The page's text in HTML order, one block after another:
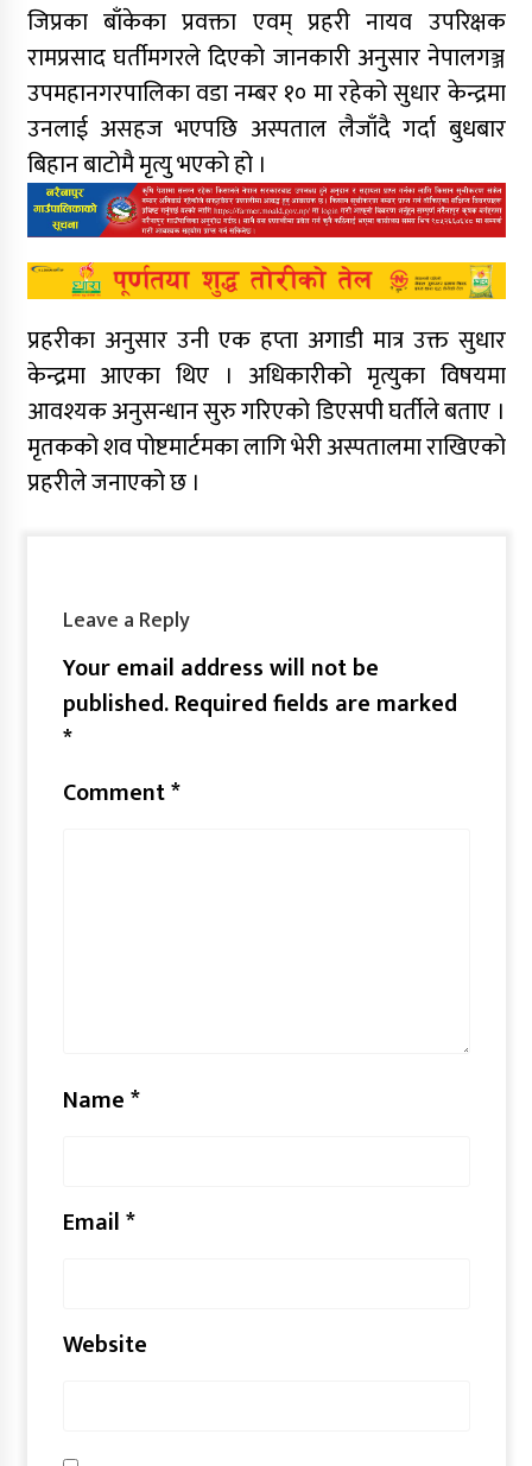
जिप्रका बाँकेका प्रवक्ता एवम् प्रहरी नायव उपरिक्षक
रामप्रसाद घर्तीमगरले दिएको जानकारी अनुसार नेपालगञ्ज
उपमहानगरपालिका वडा नम्बर १० मा रहेको सुधार केन्द्रमा
उनलाई असहज भएपछि अस्पताल लैजाँदै गर्दा बुधबार
बिहान बाटोमै मृत्यु भएको हो ।
प्रहरीका अनुसार उनी एक हप्ता अगाडी मात्र उक्त सुधार
केन्द्रमा आएका थिए । अधिकारीको मृत्युका विषयमा
आवश्यक अनुसन्धान सुरु गरिएको डिएसपी घर्तीले बताए ।
मृतकको शव पोष्टमार्टमका लागि भेरी अस्पतालमा राखिएको
प्रहरीले जनाएको छ ।
Leave a Reply
Your email address will not be
published.Required fields are marked
*
Comment*
Name*
Email*
Website